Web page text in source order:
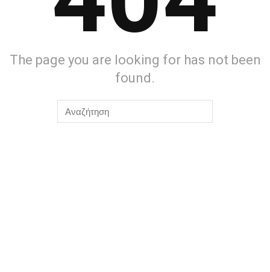
The page you are looking for has not been
found.